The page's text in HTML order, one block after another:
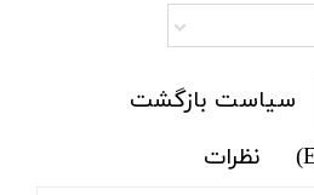
سیاست بازگشت
نظرات